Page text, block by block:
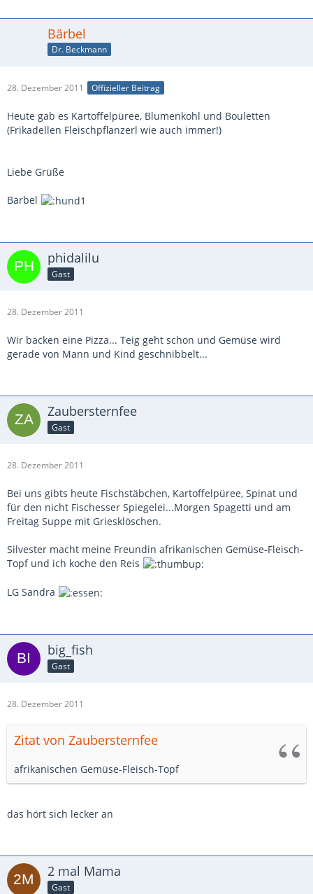
Bärbel
Dr. Beckmann
28. Dezember 2011 Offizieller Beitrag
Heute gab es Kartoffelpüree, Blumenkohl und Bouletten
(Frikadellen Fleischpflanzerl wie auch immer!)
Liebe Grüße
Bärbel
phidalilu
Gast
28. Dezember 2011
Wir backen eine Pizza... Teig geht schon und Gemüse wird
gerade von Mann und Kind geschnibbelt...
Zaubersternfee
Gast
28. Dezember 2011
Bei uns gibts heute Fischstäbchen, Kartoffelpüree, Spinat und
für den nicht Fischesser Spiegelei...Morgen Spagetti und am
Freitag Suppe mit Griesklöschen.
Silvester macht meine Freundin afrikanischen Gemüse-Fleisch-
Topf und ich koche den Reis
LG Sandra
big_fish
Gast
28. Dezember 2011
Zitat von Zaubersternfee
afrikanischen Gemüse-Fleisch-Topf
das hört sich lecker an
2 mal Mama
Gast